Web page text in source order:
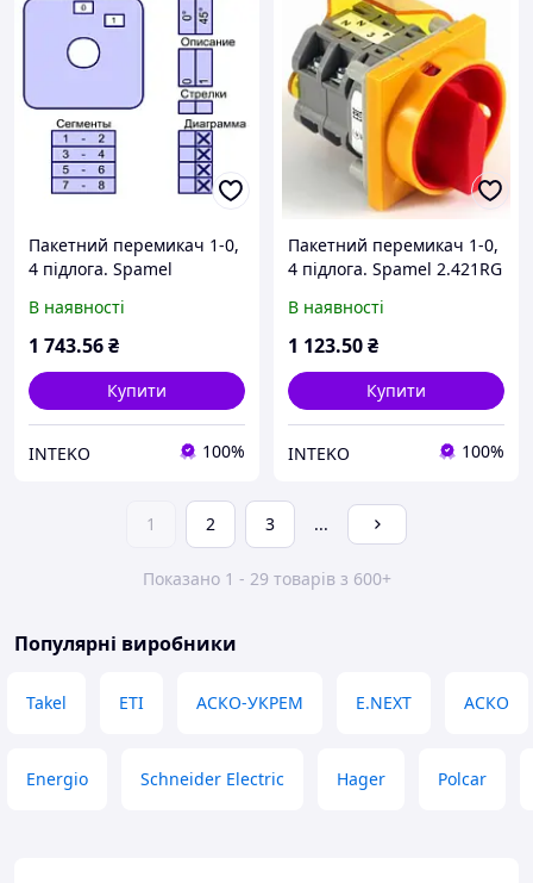
Пакетний перемикач 1-0,
4 підлога. Spamel
40A
В наявності
1 743.56₴
Купити
INTEKO 100%
Пакетний перемикач 1-0,
4 підлога. Spamel 2.421RG
В наявності
1 123.50₴
Купити
INTEKO 100%
1 2 3 ...
Показано 1 - 29 товарів з 600+
Популярні виробники
Takel ETI АСКО-УКРЕМ E.NEXT АСКО
Energio Schneider Electric Hager Polcar